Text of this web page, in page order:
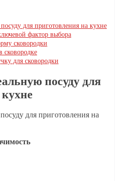
для приготовления на кухне
фактор выбора
сковородки
сковородке
для сковородки
посуду для